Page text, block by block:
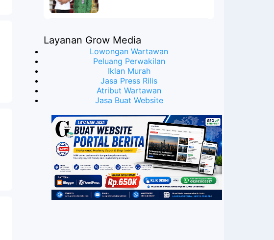
Layanan Grow Media
Lowongan Wartawan
Peluang Perwakilan
Iklan Murah
Jasa Press Rilis
Atribut Wartawan
Jasa Buat Website